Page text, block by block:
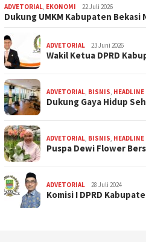
ADVETORIAL EKONOMI 22 Juli 2026
Dukung UMKM Kabupaten Bekasi
ADVETORIAL 23 Juni 2026
Wakil Ketua DPRD
ADVETORIAL BISNIS HEADLINE
Dukung Gaya Hidup
ADVETORIAL BISNIS HEADLINE
Puspa Dewi Flower
ADVETORIAL 28 Juli 2024
Komisi I DPRD